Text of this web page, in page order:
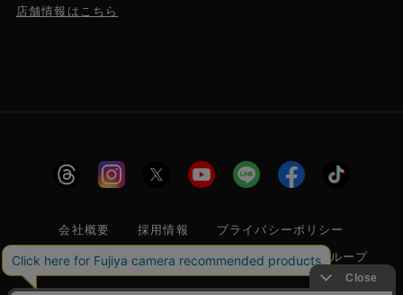
店舗情報はこちら
会社概要 採用情報
プライバシーポリシー
特定商取引に関する法律に基づく表示
フジヤグループ